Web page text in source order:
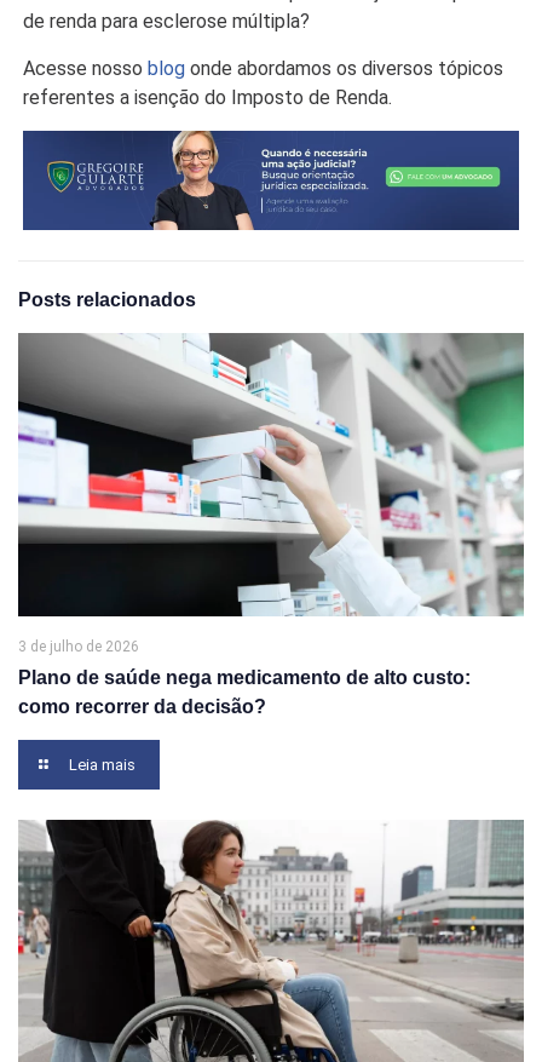
de renda para esclerose múltipla?
Acesse nossoblogonde abordamos os diversos tópicos
referentes a isenção do Imposto de Renda.
Posts relacionados
3 de julho de 2026
Plano de saúde nega medicamento de alto custo:
como recorrer da decisão?
Leia mais